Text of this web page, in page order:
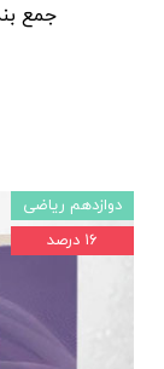
جمع
دوازدهم ریاضی
۱۶ درصد